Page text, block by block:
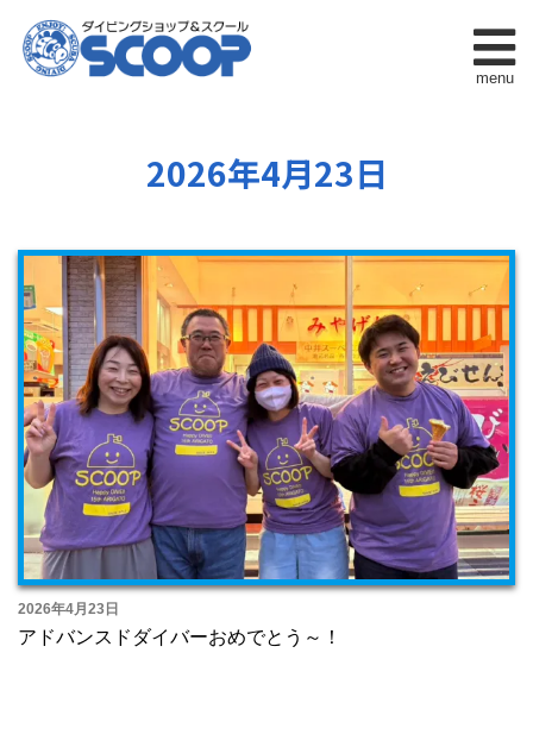
menu
2026年4月23日
2026年4月23日
アドバンスドダイバーおめでとう～！